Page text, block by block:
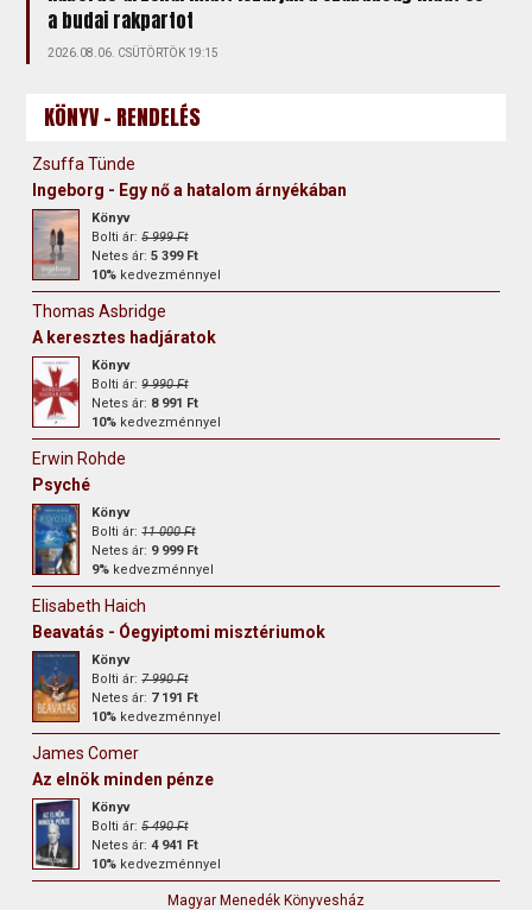
a budai rakpartot
2026.08.06. CSÜTÖRTÖK 19:15
KÖNYV - RENDELÉS
Zsuffa Tünde
Ingeborg - Egy nő a hatalom árnyékában
Könyv
Bolti ár:5 999 Ft
Netes ár:5 399 Ft
10% kedvezménnyel
Thomas Asbridge
A keresztes hadjáratok
Könyv
Bolti ár:9 990 Ft
Netes ár: 8 991 Ft
10% kedvezménnyel
Erwin Rohde
Psyché
Könyv
Bolti ár:11 000 Ft
Netes ár: 9 999 Ft
9% kedvezménnyel
Elisabeth Haich
Beavatás - Óegyiptomi misztériumok
Könyv
Bolti ár:7 990 Ft
Netes ár: 7 191 Ft
10% kedvezménnyel
James Comer
Az elnök minden pénze
Könyv
Bolti ár:5 490 Ft
Netes ár:4 941 Ft
10% kedvezménnyel
Magyar Menedék Könyvesház